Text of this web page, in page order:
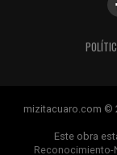
vacuna contra el
Johnson
6 enero, 2015
mizitacuaro.com ©
Este obra
Reconocimiento-